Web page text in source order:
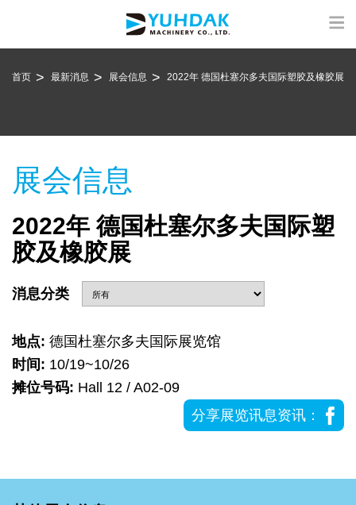
首页 最新消息 展会信息 2022年 德国杜塞尔多夫国际塑胶及橡胶展
展会信息
2022年 德国杜塞尔多夫国际塑
胶及橡胶展
消息分类
地点: 德国杜塞尔多夫国际展览馆
时间: 10/19~10/26
摊位号码: Hall 12 / A02-09
分享展览讯息资讯：